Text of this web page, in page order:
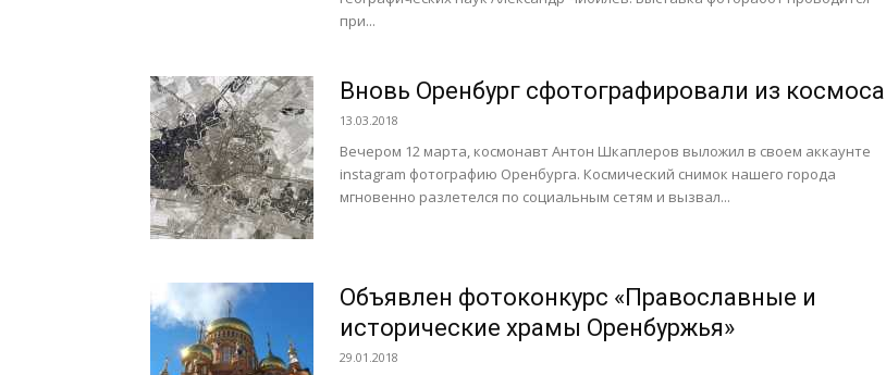
при...
Вновь Оренбург сфотографировали из космоса
13.03.2018
Вечером 12 марта, космонавт Антон Шкаплеров выложил в своем аккаунте
instagram фотографию Оренбурга. Космический снимок нашего города
мгновенно разлетелся по социальным сетям и вызвал...
Объявлен фотоконкурс «Православные и
исторические храмы Оренбуржья»
29.01.2018